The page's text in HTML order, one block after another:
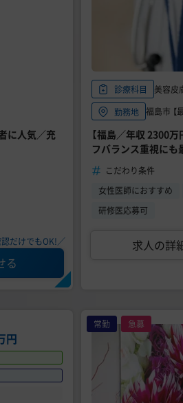
に人気／充
認だけでもOK!／
る
診療科目
美容皮
勤務地 福島市 【
【福島／年収 2300
フバランス重視にも
こだわり条件
女性医師におすすめ
研修医応募可
求人の詳
円
常勤
急募